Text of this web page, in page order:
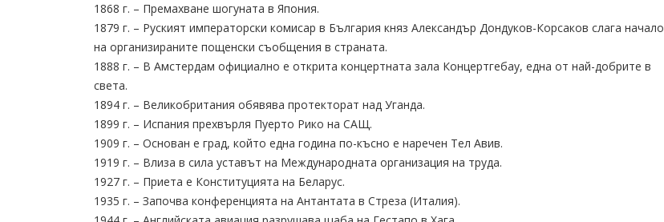
1868 г. – Премахване шогуната в Япония.
1879 г. – Руският императорски комисар в България княз Александър Дондуков-Корсаков слага начало
на организираните пощенски съобщения в страната.
1888 г. – В Амстердам официално е открита концертната зала Концертгебау, една от най-добрите в
света.
1894 г. – Великобритания обявява протекторат над Уганда.
1899 г. – Испания прехвърля Пуерто Рико на САЩ.
1909 г. – Основан е град, който една година по-късно е наречен Тел Авив.
1919 г. – Влиза в сила уставът на Международната организация на труда.
1927 г. – Приета е Конституцията на Беларус.
1935 г. – Започва конференцията на Антантата в Стреза (Италия).